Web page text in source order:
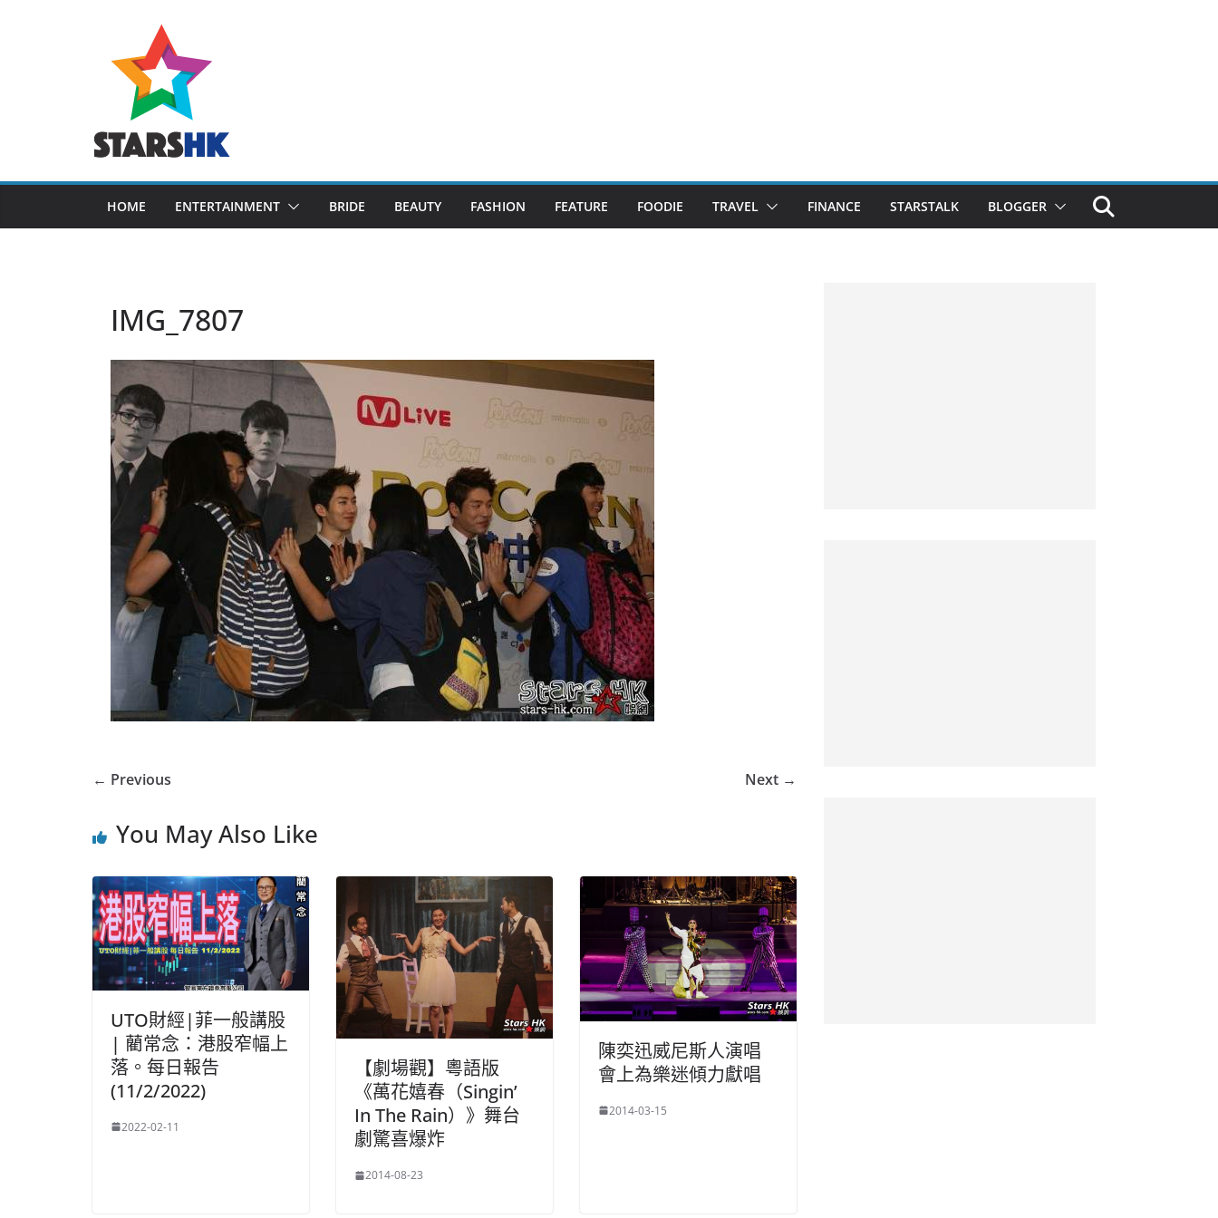
HOME ENTERTAINMENT BRIDE BEAUTY FASHION FEATURE FOODIE TRAVEL FINANCE STARSTALK BLOGGER
IMG_7807
← Previous Next →
You May Also Like
UTO財經|菲一般講股
| 藺常念：港股窄幅上
落。每日報告
(11/2/2022)
2022-02-11
【劇場觀】粵語版
《萬花嬉春（Singin’
In The Rain）》舞台
劇驚喜爆炸
2014-08-23
陳奕迅威尼斯人演唱
會上為樂迷傾力獻唱
2014-03-15